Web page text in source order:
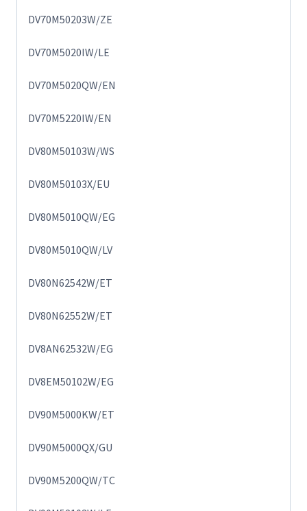
DV70M50203W/ZE
DV70M5020IW/LE
DV70M5020QW/EN
DV70M5220IW/EN
DV80M50103W/WS
DV80M50103X/EU
DV80M5010QW/EG
DV80M5010QW/LV
DV80N62542W/ET
DV80N62552W/ET
DV8AN62532W/EG
DV8EM50102W/EG
DV90M5000KW/ET
DV90M5000QX/GU
DV90M5200QW/TC